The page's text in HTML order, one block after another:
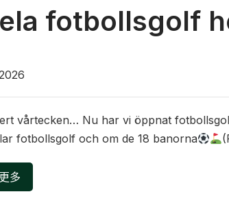
fotbollsgolf
vårtecken… Nu har vi öppnat
fotbollsgolf och om de 18 banorna
多